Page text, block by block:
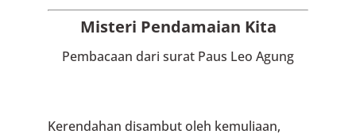
Misteri Pendamaian Kita
Pembacaan dari surat Paus Leo Agung
Kerendahan disambut oleh kemuliaan,